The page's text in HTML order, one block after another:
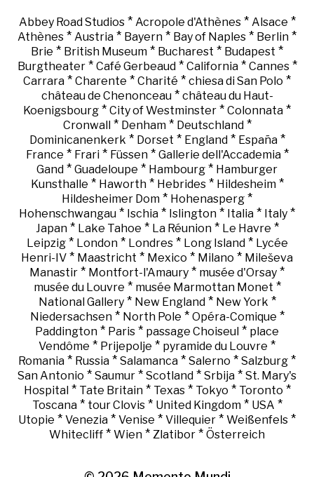
Abbey Road Studios* Acropole d'Athènes* Alsace *
Athènes * Austria * Bayern * Bay of Naples * Berlin *
Brie * British Museum * Bucharest * Budapest *
Burgtheater* Café Gerbeaud* California* Cannes*
Carrara * Charente * Charité * chiesa di San Polo *
château de Chenonceau* château du Haut-
Koenigsbourg * City of Westminster * Colonnata *
Cronwall* Denham* Deutschland*
Dominicanenkerk * Dorset * England* España*
France * Frari* Füssen* Gallerie dell'Accademia*
Gand * Guadeloupe * Hambourg * Hamburger
Kunsthalle * Haworth* Hebrides* Hildesheim*
Hildesheimer Dom * Hohenasperg *
Hohenschwangau * Ischia * Islington * Italia * Italy *
Japan* Lake Tahoe * La Réunion* Le Havre *
Leipzig* London* Londres* Long Island* Lycée
Henri-IV * Maastricht * Mexico * Milano * Mileševa
Manastir * Montfort-l'Amaury * musée d'Orsay *
musée du Louvre * musée Marmottan Monet *
National Gallery* New England* New York *
Niedersachsen* North Pole * Opéra-Comique *
Paddington * Paris * passage Choiseul * place
Vendôme * Prijepolje * pyramide du Louvre *
Romania * Russia * Salamanca * Salerno * Salzburg *
San Antonio * Saumur * Scotland * Srbija * St. Mary's
Hospital* Tate Britain* Texas* Tokyo * Toronto *
Toscana* tour Clovis* United Kingdom* USA *
Utopie * Venezia * Venise * Villequier * Weißenfels *
Whitecliff * Wien * Zlatibor * Österreich